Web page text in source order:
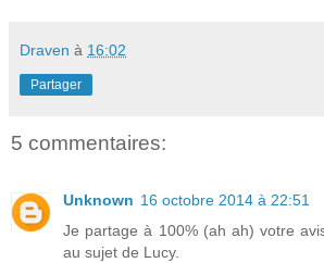
Draven à 16:02
Partager
5 commentaires:
Unknown 16 octobre 2014 à 22:51
Je partage à 100% (ah ah) votre
au sujet de Lucy.